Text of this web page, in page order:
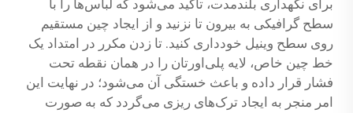
برای نگهداری بلندمدت، تاکید می‌شود که لباس‌ها را با
سطح گرافیکی به بیرون تا نزنید و از ایجاد چین مستقیم
روی سطح وینیل خودداری کنید. تا زدن مکرر در امتداد یک
خط چین خاص، لایه پلی‌اورتان را در همان نقطه تحت
فشار قرار داده و باعث خستگی آن می‌شود؛ در نهایت این
امر منجر به ایجاد ترک‌های ریزی می‌گردد که به صورت